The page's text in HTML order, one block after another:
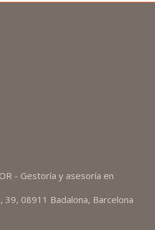
- Gestoría y asesoría en
39, 08911 Badalona, Barcelona